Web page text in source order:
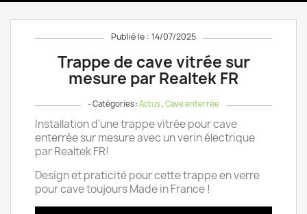
Publié le : 14/07/2025
Trappe de cave vitrée sur
mesure par Realtek FR
- Catégories :Actus , Cave enterrée
Installation d'une trappe vitrée pour cave
enterrée sur mesure avec un verin électrique
par Realtek FR!
Design et praticité pour cette trappe en verre
pour cave toujours Made in France !